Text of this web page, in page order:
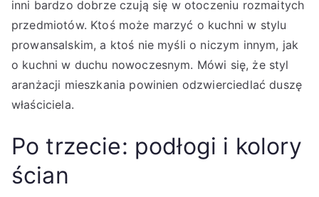
inni bardzo dobrze czują się w otoczeniu rozmaitych
przedmiotów. Ktoś może marzyć o kuchni w stylu
prowansalskim, a ktoś nie myśli o niczym innym, jak
o kuchni w duchu nowoczesnym. Mówi się, że styl
aranżacji mieszkania powinien odzwierciedlać duszę
właściciela.
Po trzecie: podłogi i kolory
ścian